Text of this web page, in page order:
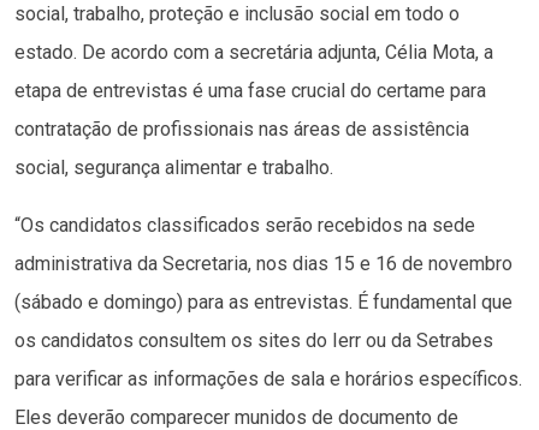
social, trabalho, proteção e inclusão social em todo o
estado. De acordo com a secretária adjunta, Célia Mota, a
etapa de entrevistas é uma fase crucial do certame para
contratação de profissionais nas áreas de assistência
social, segurança alimentar e trabalho.
“Os candidatos classificados serão recebidos na sede
administrativa da Secretaria, nos dias 15 e 16 de novembro
(sábado e domingo) para as entrevistas. É fundamental que
os candidatos consultem os sites do Ierr ou da Setrabes
para verificar as informações de sala e horários específicos.
Eles deverão comparecer munidos de documento de